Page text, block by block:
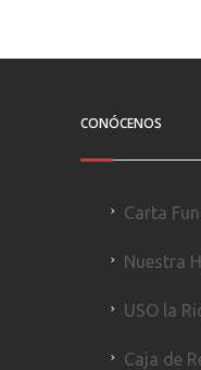
CONÓCENOS
Carta
Nuestra
USO la
Caja de